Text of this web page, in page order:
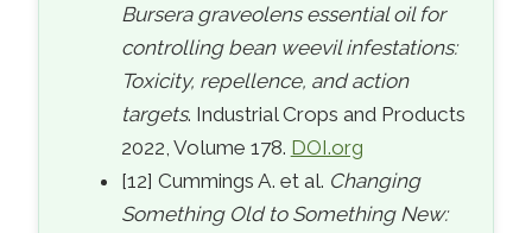
Bursera graveolens essential oil for
controlling bean weevil infestations:
Toxicity, repellence, and action
targets. Industrial Crops and Products
2022, Volume 178. DOI.org
[12] Cummings A. et al. Changing
Something Old to Something New: